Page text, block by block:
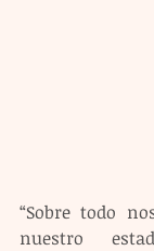
“Sobre todo
nuestro